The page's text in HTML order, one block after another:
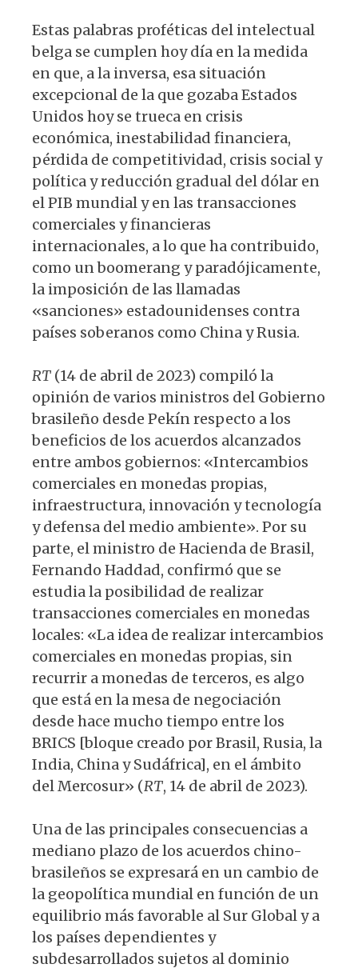
Estas palabras proféticas del intelectual
belga se cumplen hoy día en la medida
en que, a la inversa, esa situación
excepcional de la que gozaba Estados
Unidos hoy se trueca en crisis
económica, inestabilidad financiera,
pérdida de competitividad, crisis social y
política y reducción gradual del dólar en
el PIB mundial y en las transacciones
comerciales y financieras
internacionales, a lo que ha contribuido,
como un boomerang y paradójicamente,
la imposición de las llamadas
«sanciones» estadounidenses contra
países soberanos como China y Rusia.
RT (14 de abril de 2023) compiló la
opinión de varios ministros del Gobierno
brasileño desde Pekín respecto a los
beneficios de los acuerdos alcanzados
entre ambos gobiernos: «Intercambios
comerciales en monedas propias,
infraestructura, innovación y tecnología
y defensa del medio ambiente». Por su
parte, el ministro de Hacienda de Brasil,
Fernando Haddad, confirmó que se
estudia la posibilidad de realizar
transacciones comerciales en monedas
locales: «La idea de realizar intercambios
comerciales en monedas propias, sin
recurrir a monedas de terceros, es algo
que está en la mesa de negociación
desde hace mucho tiempo entre los
BRICS [bloque creado por Brasil, Rusia, la
India, China y Sudáfrica], en el ámbito
del Mercosur» (RT, 14 de abril de 2023).
Una de las principales consecuencias a
mediano plazo de los acuerdos chino-
brasileños se expresará en un cambio de
la geopolítica mundial en función de un
equilibrio más favorable al Sur Global y a
los países dependientes y
subdesarrollados sujetos al dominio